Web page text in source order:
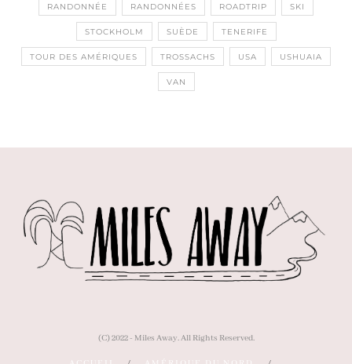
RANDONNÉE RANDONNÉES ROADTRIP SKI
STOCKHOLM SUÈDE TENERIFE
TOUR DES AMÉRIQUES TROSSACHS USA USHUAIA
VAN
(C) 2022 - Miles Away. All Rights Reserved.